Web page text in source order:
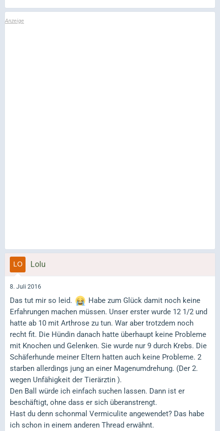
Lolu
8. Juli 2016
Das tut mir so leid.
Habe zum Glück damit noch keine
Erfahrungen machen müssen. Unser erster wurde 12 1/2 und
hatte ab 10 mit Arthrose zu tun. War aber trotzdem noch
recht fit. Die Hündin danach hatte überhaupt keine Probleme
mit Knochen und Gelenken. Sie wurde nur 9 durch Krebs. Die
Schäferhunde meiner Eltern hatten auch keine Probleme. 2
starben allerdings jung an einer Magenumdrehung. (Der 2.
wegen Unfähigkeit der Tierärztin ).
Den Ball würde ich einfach suchen lassen. Dann ist er
beschäftigt, ohne dass er sich überanstrengt.
Hast du denn schonmal Vermiculite angewendet? Das habe
ich schon in einem anderen Thread erwähnt.